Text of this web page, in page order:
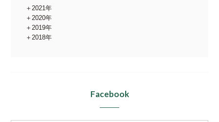
2021年
2020年
2019年
2018年
Facebook